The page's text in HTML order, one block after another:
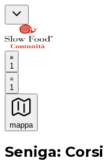
1
1
mappa
Esperienze
Seniga: